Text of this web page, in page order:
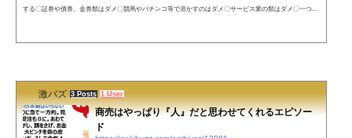
する〇証券や債券、金券類はダメ〇競馬やパチンコ等で溶かすのはダメ〇サービス業の類はダメ〇一つの
激バズ 3 Posts 1 User
商売はやっぱり『人』だと思わせてくれるエピソー
ド